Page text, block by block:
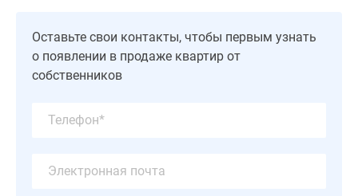
переменной
этажности,
расположенных
просторной
объектов
Оставьте свои контакты, чтобы первым узнать
о появлении в продаже квартир от
собственников